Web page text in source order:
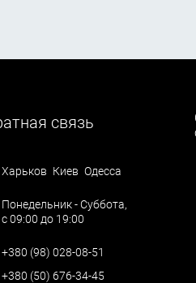
связь
Харьков Киев Одесса
Понедельник - Суббота,
с 09:00 до 19:00
+380 (98) 028-08-51
+380 (50) 676-34-45